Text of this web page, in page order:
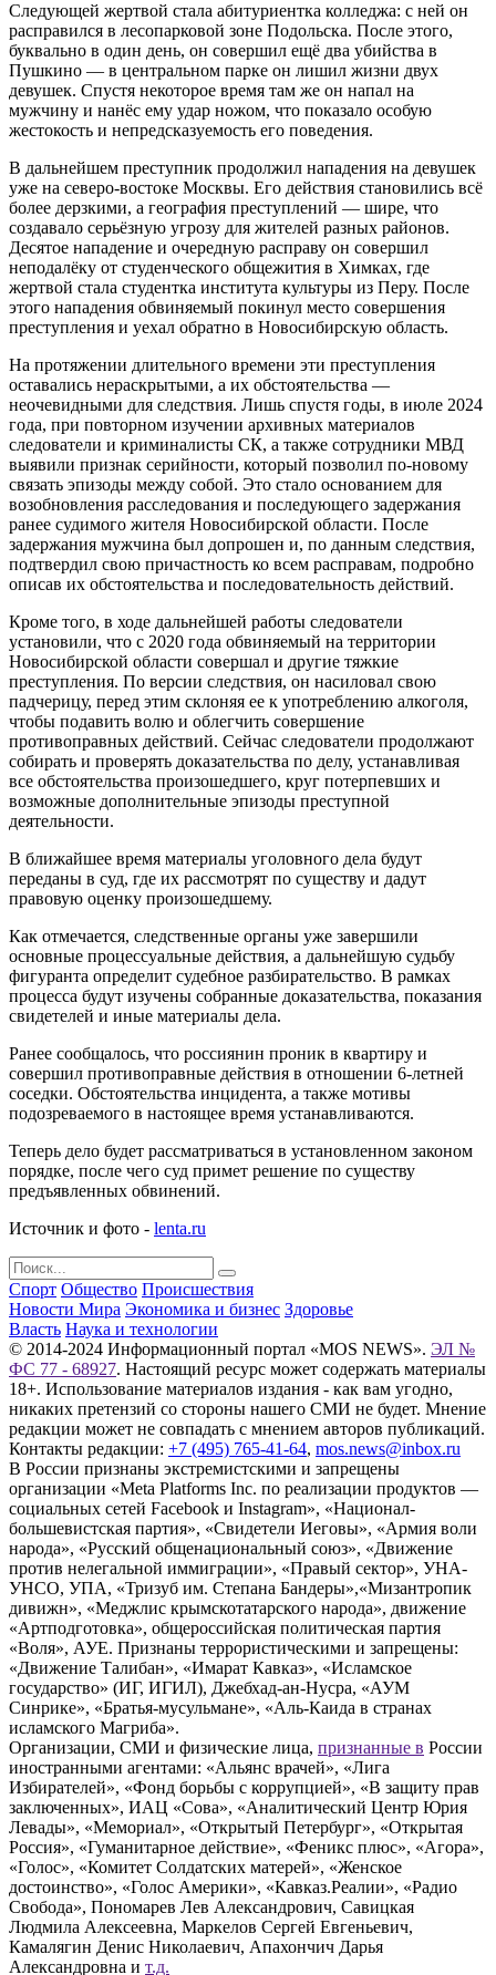
Следующей жертвой стала абитуриентка колледжа: с ней он
расправился в лесопарковой зоне Подольска. После этого,
буквально в один день, он совершил ещё два убийства в
Пушкино — в центральном парке он лишил жизни двух
девушек. Спустя некоторое время там же он напал на
мужчину и нанёс ему удар ножом, что показало особую
жестокость и непредсказуемость его поведения.
В дальнейшем преступник продолжил нападения на девушек
уже на северо-востоке Москвы. Его действия становились всё
более дерзкими, а география преступлений — шире, что
создавало серьёзную угрозу для жителей разных районов.
Десятое нападение и очередную расправу он совершил
неподалёку от студенческого общежития в Химках, где
жертвой стала студентка института культуры из Перу. После
этого нападения обвиняемый покинул место совершения
преступления и уехал обратно в Новосибирскую область.
На протяжении длительного времени эти преступления
оставались нераскрытыми, а их обстоятельства —
неочевидными для следствия. Лишь спустя годы, в июле 2024
года, при повторном изучении архивных материалов
следователи и криминалисты СК, а также сотрудники МВД
выявили признак серийности, который позволил по-новому
связать эпизоды между собой. Это стало основанием для
возобновления расследования и последующего задержания
ранее судимого жителя Новосибирской области. После
задержания мужчина был допрошен и, по данным следствия,
подтвердил свою причастность ко всем расправам, подробно
описав их обстоятельства и последовательность действий.
Кроме того, в ходе дальнейшей работы следователи
установили, что с 2020 года обвиняемый на территории
Новосибирской области совершал и другие тяжкие
преступления. По версии следствия, он насиловал свою
падчерицу, перед этим склоняя ее к употреблению алкоголя,
чтобы подавить волю и облегчить совершение
противоправных действий. Сейчас следователи продолжают
собирать и проверять доказательства по делу, устанавливая
все обстоятельства произошедшего, круг потерпевших и
возможные дополнительные эпизоды преступной
деятельности.
В ближайшее время материалы уголовного дела будут
переданы в суд, где их рассмотрят по существу и дадут
правовую оценку произошедшему.
Как отмечается, следственные органы уже завершили
основные процессуальные действия, а дальнейшую судьбу
фигуранта определит судебное разбирательство. В рамках
процесса будут изучены собранные доказательства, показания
свидетелей и иные материалы дела.
Ранее сообщалось, что россиянин проник в квартиру и
совершил противоправные действия в отношении 6-летней
соседки. Обстоятельства инцидента, а также мотивы
подозреваемого в настоящее время устанавливаются.
Теперь дело будет рассматриваться в установленном законом
порядке, после чего суд примет решение по существу
предъявленных обвинений.
Источник и фото - lenta.ru
Спорт Общество Происшествия
Новости Мира Экономика и бизнес Здоровье
Власть Наука и технологии
© 2014-2024 Информационный портал «MOS NEWS». ЭЛ №
ФС 77 - 68927. Настоящий ресурс может содержать материалы
18+. Использование материалов издания - как вам угодно,
никаких претензий со стороны нашего СМИ не будет. Мнение
редакции может не совпадать с мнением авторов публикаций.
Контакты редакции: +7 (495) 765-41-64, mos.news@inbox.ru
В России признаны экстремистскими и запрещены
организации «Meta Platforms Inc. по реализации продуктов —
социальных сетей Facebook и Instagram», «Национал-
большевистская партия», «Свидетели Иеговы», «Армия воли
народа», «Русский общенациональный союз», «Движение
против нелегальной иммиграции», «Правый сектор», УНА-
УНСО, УПА, «Тризуб им. Степана Бандеры»,«Мизантропик
дивижн», «Меджлис крымскотатарского народа», движение
«Артподготовка», общероссийская политическая партия
«Воля», АУЕ. Признаны террористическими и запрещены:
«Движение Талибан», «Имарат Кавказ», «Исламское
государство» (ИГ, ИГИЛ), Джебхад-ан-Нусра, «АУМ
Синрике», «Братья-мусульмане», «Аль-Каида в странах
исламского Магриба».
Организации, СМИ и физические лица, признанные в России
иностранными агентами: «Альянс врачей», «Лига
Избирателей», «Фонд борьбы с коррупцией», «В защиту прав
заключенных», ИАЦ «Сова», «Аналитический Центр Юрия
Левады», «Мемориал», «Открытый Петербург», «Открытая
Россия», «Гуманитарное действие», «Феникс плюс», «Агора»,
«Голос», «Комитет Солдатских матерей», «Женское
достоинство», «Голос Америки», «Кавказ.Реалии», «Радио
Свобода», Пономарев Лев Александрович, Савицкая
Людмила Алексеевна, Маркелов Сергей Евгеньевич,
Камалягин Денис Николаевич, Апахончич Дарья
Александровна и т.д.